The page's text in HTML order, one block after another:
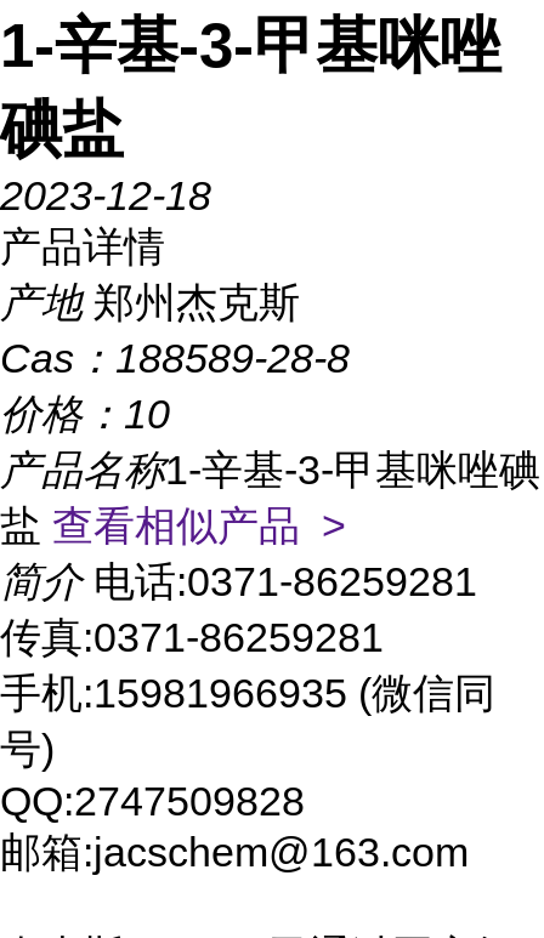
1-辛基-3-甲基咪唑
碘盐
2023-12-18
产品详情
产地 郑州杰克斯
Cas： 188589-28-8
价格： 10
产品名称1-辛基-3-甲基咪唑碘
盐 查看相似产品 >
简介 电话:0371-86259281
传真:0371-86259281
手机:15981966935 (微信同
号)
QQ:2747509828
邮箱:jacschem@163.com